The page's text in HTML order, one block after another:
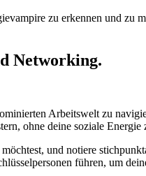
zu erkennen und zu
Networking.
Arbeitswelt zu
ohne deine soziale Energie
und notiere
führen, um